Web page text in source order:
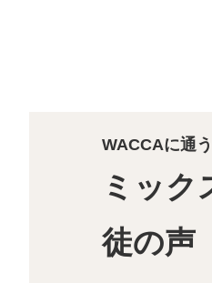
WACCAに通う
ミック
徒の声